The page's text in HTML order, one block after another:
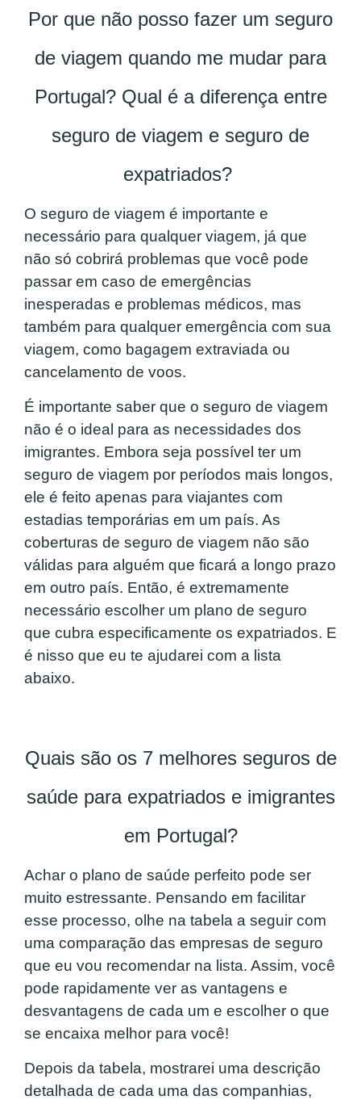
Por que não posso fazer um seguro
de viagem quando me mudar para
Portugal? Qual é a diferença entre
seguro de viagem e seguro de
expatriados?
O seguro de viagem é importante e
necessário para qualquer viagem, já que
não só cobrirá problemas que você pode
passar em caso de emergências
inesperadas e problemas médicos, mas
também para qualquer emergência com sua
viagem, como bagagem extraviada ou
cancelamento de voos.
É importante saber que o seguro de viagem
não é o ideal para as necessidades dos
imigrantes. Embora seja possível ter um
seguro de viagem por períodos mais longos,
ele é feito apenas para viajantes com
estadias temporárias em um país. As
coberturas de seguro de viagem não são
válidas para alguém que ficará a longo prazo
em outro país. Então, é extremamente
necessário escolher um plano de seguro
que cubra especificamente os expatriados. E
é nisso que eu te ajudarei com a lista
abaixo.
Quais são os 7 melhores seguros de
saúde para expatriados e imigrantes
em Portugal?
Achar o plano de saúde perfeito pode ser
muito estressante. Pensando em facilitar
esse processo, olhe na tabela a seguir com
uma comparação das empresas de seguro
que eu vou recomendar na lista. Assim, você
pode rapidamente ver as vantagens e
desvantagens de cada um e escolher o que
se encaixa melhor para você!
Depois da tabela, mostrarei uma descrição
detalhada de cada uma das companhias,